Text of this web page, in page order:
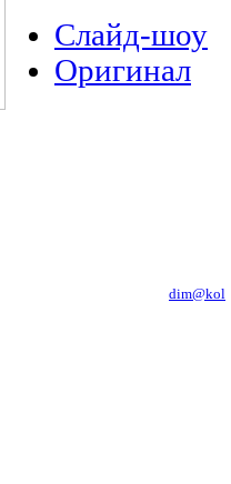
Слайд-шоу
Оригинал
dim@kol